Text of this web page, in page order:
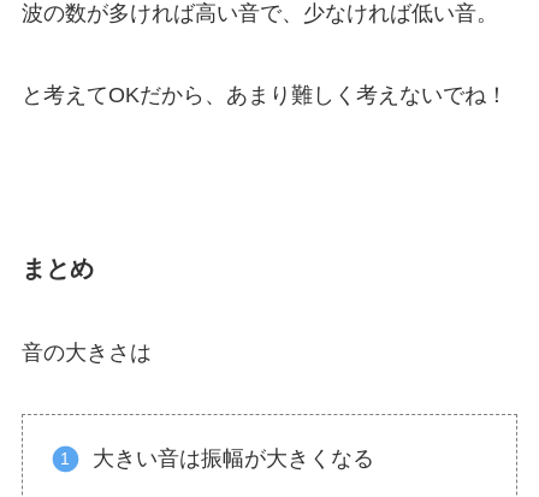
波の数が多ければ高い音で、少なければ低い音。
と考えてOKだから、あまり難しく考えないでね！
まとめ
音の大きさは
大きい音は振幅が大きくなる